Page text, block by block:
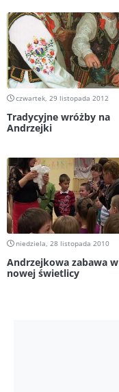
czwartek, 29 listopada 2012
Tradycyjne wróżby na
Andrzejki
niedziela, 28 listopada 2010
Andrzejkowa zabawa w
nowej świetlicy